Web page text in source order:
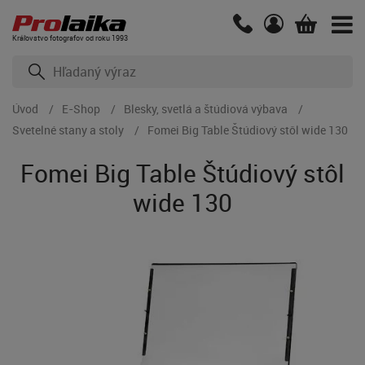
Kráľovstvo fotografov od roku 1993
Úvod E-Shop
Blesky, svetlá a štúdiová výbava
Svetelné stany a stoly
Fomei Big Table Štúdiový stôl wide 130
Fomei Big Table Štúdiový stôl
wide 130